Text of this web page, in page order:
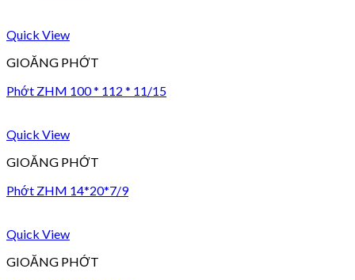
Quick View
GIOĂNG PHỚT
Phớt ZHM 100 * 112 * 11/15
Quick View
GIOĂNG PHỚT
Phớt ZHM 14*20*7/9
Quick View
GIOĂNG PHỚT